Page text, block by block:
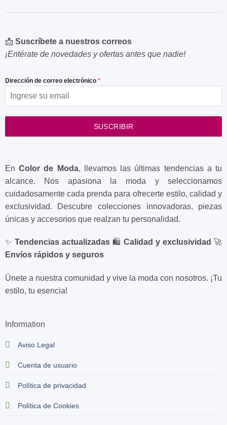
EnColor de Moda, llevamos las últimas tendencias a tu
alcance. Nos apasiona la moda y seleccionamos
cuidadosamente cada prenda para ofrecerte estilo, calidad y
exclusividad. Descubre colecciones innovadoras, piezas
únicas y accesorios que realzan tu personalidad.
✨ Tendencias actualizadas🛍️Calidad y exclusividad 🚀
Envíos rápidos y seguros
Únete a nuestra comunidad y vive la moda con nosotros. ¡Tu
estilo, tu esencia!
Information
Aviso Legal
Cuenta de usuario
Política de privacidad
Política de Cookies
📩 Suscríbete a nuestros correos
¡Entérate de novedades y ofertas antes que nadie!
Dirección de correo electrónico *
SUSCRIBIR